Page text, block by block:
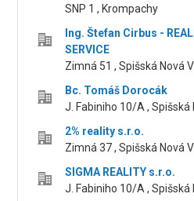
SNP 1 , Krompachy
Ing. Štefan Cirbus -
SERVICE
Zimná 51 , Spišská Nová
Bc. Tomáš Dorocák
J. Fabiniho 10/A , Spišská
2% reality s.r.o.
Zimná 37 , Spišská Nová
SIGMA REALITY s.r.o.
J. Fabiniho 10/A , Spišská